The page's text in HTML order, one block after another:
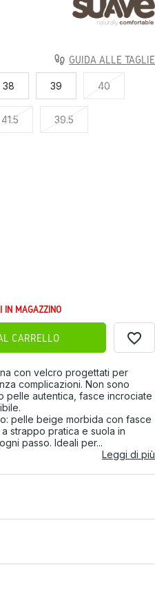
GUIDA ALLE TAGLIE
38 39 40
41.5 39.5
IN MAGAZZINO
CARRELLO favorite_border
con velcro progettati per
complicazioni. Non sono
pelle autentica, fasce incrociate
pelle beige morbida con fasce
strappo pratica e suola in
passo. Ideali per...
Leggi di più